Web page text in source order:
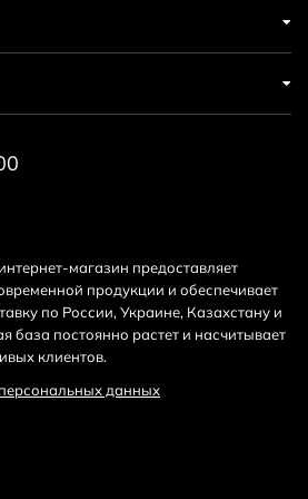
магазин предоставляет
продукции и обеспечивает
по России, Украине, Казахстану и
база постоянно растет и насчитывает
клиентов.
данных